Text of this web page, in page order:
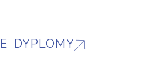
DYPLOMY